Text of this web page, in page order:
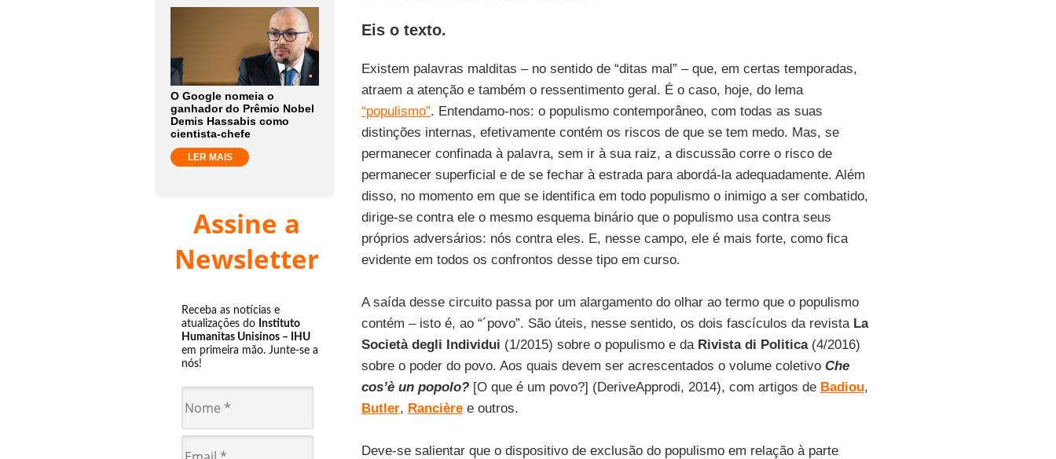
O Google nomeia o
ganhador do Prêmio Nobel
Demis Hassabis como
cientista-chefe
LER MAIS
Assine a
Newsletter
Receba as notícias e
atualizações do Instituto
Humanitas Unisinos – IHU
em primeira mão. Junte-se a
nós!
Eis o texto.
Existem palavras malditas – no sentido de “ditas mal” – que, em certas temporadas,
atraem a atenção e também o ressentimento geral. É o caso, hoje, do lema
“populismo”. Entendamo-nos: o populismo contemporâneo, com todas as suas
distinções internas, efetivamente contém os riscos de que se tem medo. Mas, se
permanecer confinada à palavra, sem ir à sua raiz, a discussão corre o risco de
permanecer superficial e de se fechar à estrada para abordá-la adequadamente. Além
disso, no momento em que se identifica em todo populismo o inimigo a ser combatido,
dirige-se contra ele o mesmo esquema binário que o populismo usa contra seus
próprios adversários: nós contra eles. E, nesse campo, ele é mais forte, como fica
evidente em todos os confrontos desse tipo em curso.
A saída desse circuito passa por um alargamento do olhar ao termo que o populismo
contém – isto é, ao “´povo”. São úteis, nesse sentido, os dois fascículos da revista La
Società degli Individui (1/2015) sobre o populismo e da Rivista di Politica(4/2016)
sobre o poder do povo. Aos quais devem ser acrescentados o volume coletivo Che
cos’è un popolo? [O que é um povo?] (DeriveApprodi, 2014), com artigos de Badiou,
Butler, Rancièree outros.
Deve-se salientar que o dispositivo de exclusão do populismo em relação à parte